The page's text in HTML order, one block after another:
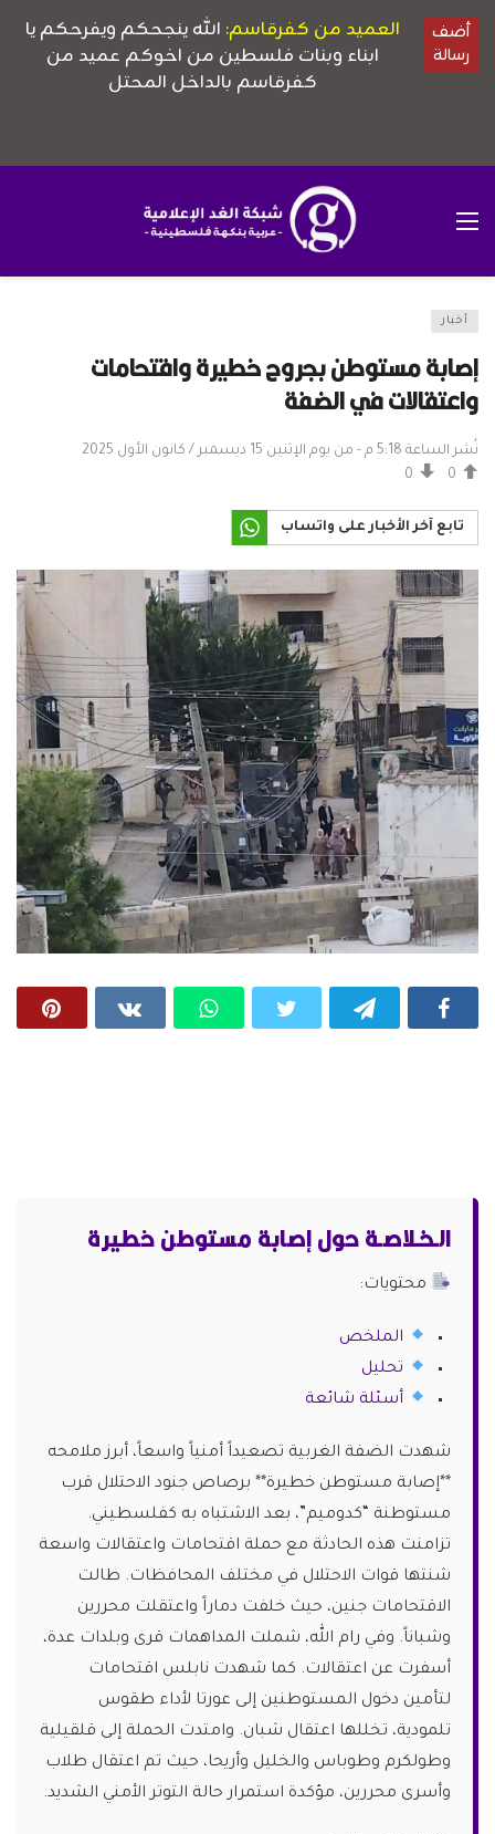
أخبار
إصابة مستوطن بجروح خطيرة واقتحامات
واعتقالات في الضفة
نُشر الساعة 5:18 م - من يوم الإثنين 15 ديسمبر / كانون الأول 2025
0
0
تابع آخر الأخبار على واتساب
الـخـلاصـة حول إصابة مستوطن خطيرة
محتويات:
الملخص
تحليل
أسئلة شائعة
شهدت الضفة الغربية تصعيداً أمنياً واسعاً، أبرز ملامحه
**إصابة مستوطن خطيرة** برصاص جنود الاحتلال قرب
مستوطنة “كدوميم”، بعد الاشتباه به كفلسطيني.
تزامنت هذه الحادثة مع حملة اقتحامات واعتقالات واسعة
شنتها قوات الاحتلال في مختلف المحافظات. طالت
الاقتحامات جنين، حيث خلفت دماراً واعتقلت محررين
وشباناً. وفي رام الله، شملت المداهمات قرى وبلدات عدة،
أسفرت عن اعتقالات. كما شهدت نابلس اقتحامات
لتأمين دخول المستوطنين إلى عورتا لأداء طقوس
تلمودية، تخللها اعتقال شبان. وامتدت الحملة إلى قلقيلية
وطولكرم وطوباس والخليل وأريحا، حيث تم اعتقال طلاب
وأسرى محررين، مؤكدة استمرار حالة التوتر الأمني الشديد.